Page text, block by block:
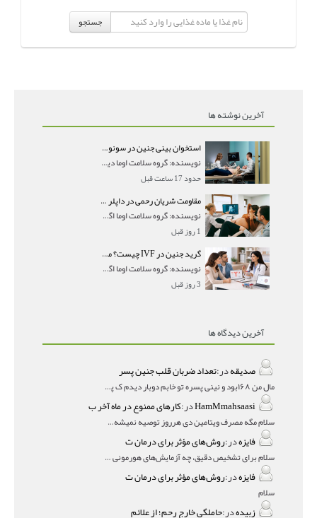
جستجو
آخرین نوشته ها
استخوان بینی جنین در سونوگرافی؛ دیده نشدن یا دیر تشکیل شدن آن چه معنایی دارد؟
نویسنده: گروه سلامت اوما دیده نشدن استخوان بینی جن
حدود 17 ساعت قبل
مقاومت شریان رحمی در داپلر بارداری؛ PI و RI نرمال و تأثیر آن بر جنین
نویسنده: گروه سلامت اوما اگر در جواب سونوگرافی داپ
1 روز قبل
گرید جنین در IVF چیست؟ معنی AA، AB و BB و شانس موفقیت هر گرید
نویسنده: گروه سلامت اوما اگر در گزارش IVF با عباراتی
3 روز قبل
آخرین دیدگاه ها
صدیقهدر:تعداد ضربان قلب جنین پسر
مال من ۱۶۸بود و نینی پسره تو خابم دوبار دیدم ک پسره
HamMmahsaasiدر:کارهای ممنوع در ماه آخر ب
سلام مگه مصرف ویتامین دی هرروز توصیه نمیشه؟درمقاله میگه
فایزهدر:روش‌های مؤثر برای درمان ت
سلام برای تشخیص دقیق، چه آزمایش‌های هورمونی و چه سونوگر
فایزهدر:روش‌های مؤثر برای درمان ت
سلام
زبیدهدر:حاملگی خارج رحم؛ از علائم